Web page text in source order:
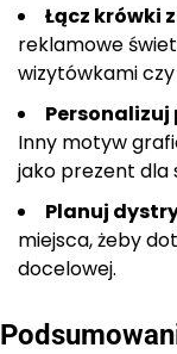
Łącz krówki
reklamowe
wizytówkami
Inny motyw
jako prezent dla
Planuj
miejsca, żeby
docelowej.